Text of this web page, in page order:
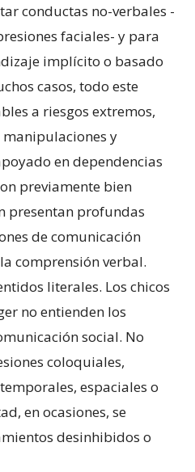
conductas no-verbales -
faciales- y para
implícito o basado
casos, todo este
a riesgos extremos,
manipulaciones y
en dependencias
previamente bien
presentan profundas
de comunicación
comprensión verbal.
literales. Los chicos
no entienden los
social. No
coloquiales,
espaciales o
en ocasiones, se
desinhibidos o